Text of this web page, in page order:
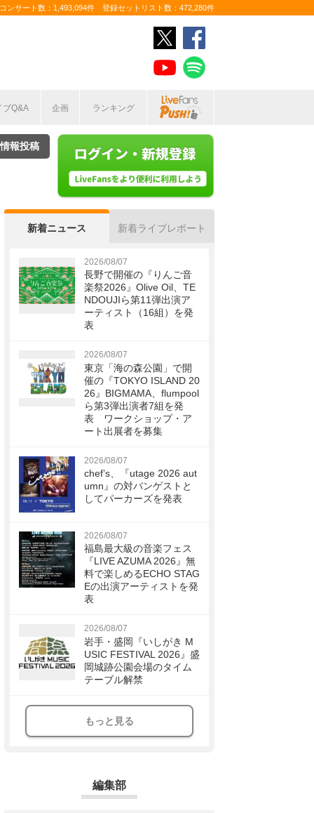
ンサート数：1,493,094件 登録セットリスト数：472,280件
ブQ&A 企画 ランキング
報投稿
新着ニュース 新着ライブレポート
2026/08/07
長野で開催の『りんご音
楽祭2026』Olive Oil、TE
NDOUJIら第11弾出演ア
ーティスト（16組）を発
表
2026/08/07
東京「海の森公園」で開
催の『TOKYO ISLAND 20
26』BIGMAMA、flumpool
ら第3弾出演者7組を発
表 ワークショップ・ア
ート出展者を募集
2026/08/07
chef’s、『utage 2026 aut
umn』の対バンゲストと
してパーカーズを発表
2026/08/07
福島最大級の音楽フェス
『LIVE AZUMA 2026』無
料で楽しめるECHO STAG
Eの出演アーティストを発
表
2026/08/07
岩手・盛岡『いしがき M
USIC FESTIVAL 2026』盛
岡城跡公園会場のタイム
テーブル解禁
もっと見る
編集部